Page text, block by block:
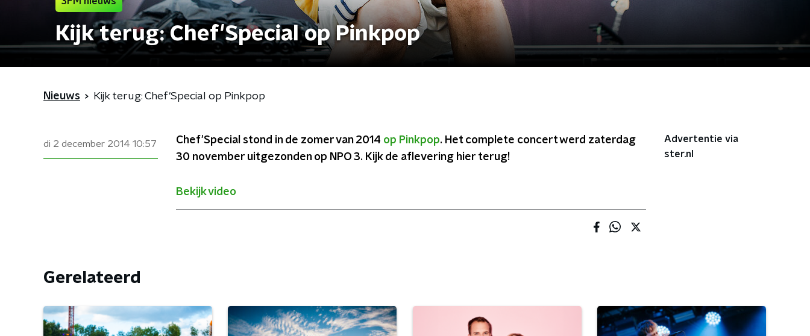
Kijk terug: Chef'Special op Pinkpop
Nieuws Kijk terug: Chef'Special op Pinkpop
di 2 december 2014 10:57 Chef'Special stond in de zomer van 2014 op Pinkpop. Het complete concert werd zaterdag
30 november uitgezonden op NPO 3. Kijk de aflevering hier terug!
Bekijk video
Advertentie via
ster.nl
Gerelateerd